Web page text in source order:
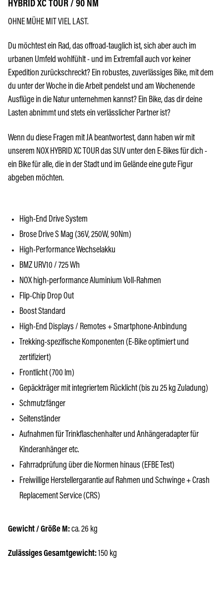
HYBRID XC TOUR / 90 NM
OHNE MÜHE MIT VIEL LAST.
Du möchtest ein Rad, das offroad-tauglich ist, sich aber auch im
urbanen Umfeld wohlfühlt - und im Extremfall auch vor keiner
Expedition zurückschreckt? Ein robustes, zuverlässiges Bike, mit dem
du unter der Woche in die Arbeit pendelst und am Wochenende
Ausflüge in die Natur unternehmen kannst? Ein Bike, das dir deine
Lasten abnimmt und stets ein verlässlicher Partner ist?
Wenn du diese Fragen mit JA beantwortest, dann haben wir mit
unserem NOX HYBRID XC TOUR das SUV unter den E-Bikes für dich -
ein Bike für alle, die in der Stadt und im Gelände eine gute Figur
abgeben möchten.
High-End Drive System
Brose Drive S Mag (36V, 250W, 90Nm)
High-Performance Wechselakku
BMZ URV10 / 725 Wh
NOX high-performance Aluminium Voll-Rahmen
Flip-Chip Drop Out
Boost Standard
High-End Displays / Remotes + Smartphone-Anbindung
Trekking-spezifische Komponenten (E-Bike optimiert und
zertifiziert)
Frontlicht (700 lm)
Gepäckträger mit integriertem Rücklicht (bis zu 25 kg Zuladung)
Schmutzfänger
Seitenständer
Aufnahmen für Trinkflaschenhalter und Anhängeradapter für
Kinderanhänger etc.
Fahrradprüfung über die Normen hinaus (EFBE Test)
Freiwillige Herstellergarantie auf Rahmen und Schwinge + Crash
Replacement Service (CRS)
Gewicht / Größe M:ca. 26 kg
Zulässiges Gesamtgewicht:150 kg